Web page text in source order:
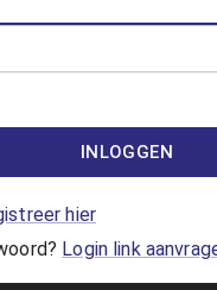
€7,95
INLOGGEN
hier
Login link